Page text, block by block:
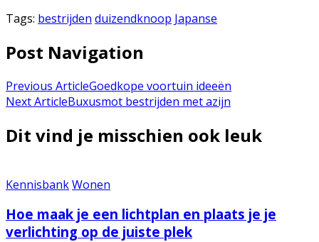
Tags: bestrijden duizendknoop Japanse
Post Navigation
Previous ArticleGoedkope voortuin ideeën
Next ArticleBuxusmot bestrijden met azijn
Dit vind je misschien ook leuk
KennisbankWonen
Hoe maak je een lichtplan en plaats je je
verlichting op de juiste plek